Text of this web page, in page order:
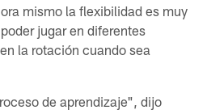
mismo la flexibilidad es muy
jugar en diferentes
la rotación cuando sea
de aprendizaje", dijo